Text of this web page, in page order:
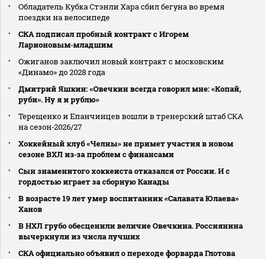
Обладатель Кубка Стэнли Хара сбил бегуна во время
поездки на велосипеде
СКА подписал пробный контракт с Игорем
Ларионовым‑младшим
Ожиганов заключил новый контракт с московским
«Динамо» до 2028 года
Дмитрий Яшкин: «Овечкин всегда говорил мне: «Копай,
руби». Ну я и рублю»
Терещенко и Епанчинцев вошли в тренерский штаб СКА
на сезон‑2026/27
Хоккейный клуб «Челны» не примет участия в новом
сезоне ВХЛ из‑за проблем с финансами
Сын знаменитого хоккеиста отказался от России. И с
гордостью играет за сборную Канады
В возрасте 19 лет умер воспитанник «Салавата Юлаева»
Ханов
В НХЛ грубо обесценили величие Овечкина. Россиянина
вычеркнули из числа лучших
СКА официально объявил о переходе форварда Глотова